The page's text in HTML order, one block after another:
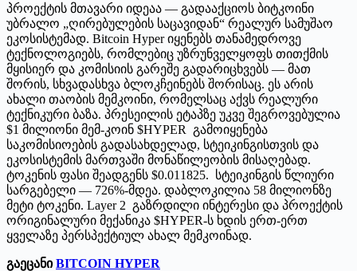
პროექტის მთავარი იდეაა — გადააქციოს ბიტკოინი
უბრალო „ღირებულების საცავიდან“ რეალურ სამუშაო
ეკოსისტემად. Bitcoin Hyper იყენებს თანამედროვე
ტექნოლოგიებს, რომლებიც უზრუნველყოფს თითქმის
მყისიერ და კომისიის გარეშე გადარიცხვებს — მათ
შორის, სხვადასხვა ბლოკჩეინებს შორისაც. ეს არის
ახალი თაობის მემკოინი, რომელსაც აქვს რეალური
ტექნიკური ბაზა. პრესეილის ეტაპზე უკვე შეგროვებულია
$1 მილიონი მემ-კოინ $HYPER გამოიყენება
საკომისიოების გადასახდელად, სტეიკინგისთვის და
ეკოსისტემის მართვაში მონაწილეობის მისაღებად.
ტოკენის ფასი შეადგენს $0.011825. სტეიკინგის წლიური
სარგებელი — 726%-მდეა. დაბლოკილია 58 მილიონზე
მეტი ტოკენი. Layer 2 გაზრდილი ინტერესი და პროექტის
ორიგინალური მექანიკა $HYPER-ს ხდის ერთ-ერთ
ყველაზე პერსპექტიულ ახალ მემკოინად.
გაეცანიBITCOIN HYPER